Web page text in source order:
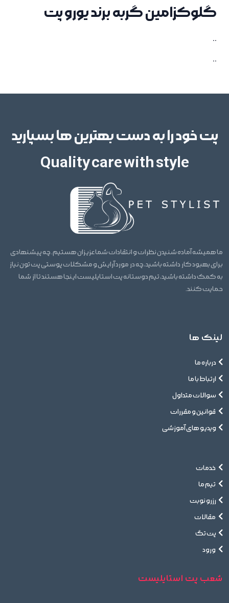
گلوکزامین گربه برند یورو پت
..
..
پت خود را به دست بهترین ها بسپارید
Quality care with style
ما همیشه آماده شنیدن نظرات و انتقادات شما عزیزان هستیم. چه پیشنهادی
برای بهبود کار داشته باشید، چه در مورد آرایش و مشکلات پوستی پت تون نیاز
به کمک داشته باشید، تیم دوستانه پت استایلیست اینجا هستند تا از شما
حمایت کنند.
لینک ها
درباره ما
ارتباط با ما
سوالات متداول
قوانین و مقررات
ویدیو های آموزشی
خدمات
تیم ما
رزرو نوبت
مقالات
پت تگ
ورود
شعب پت استایلیست